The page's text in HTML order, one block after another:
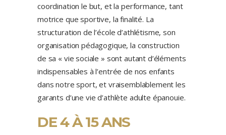
coordination le but, et la performance, tant
motrice que sportive, la finalité. La
structuration de l’école d’athlétisme, son
organisation pédagogique, la construction
de sa « vie sociale » sont autant d’éléments
indispensables à l’entrée de nos enfants
dans notre sport, et vraisemblablement les
garants d’une vie d’athlète adulte épanouie.
DE 4 À 15 ANS